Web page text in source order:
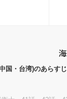
国・台湾)のあらす